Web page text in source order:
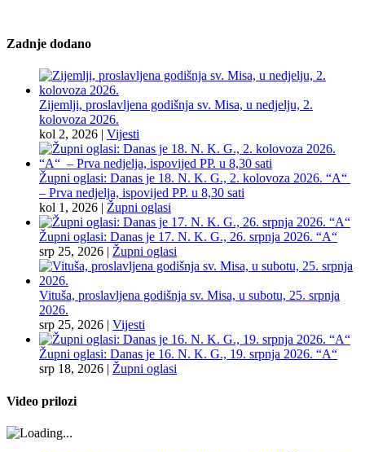
Zadnje dodano
Zijemlji, proslavljena godišnja sv. Misa, u nedjelju, 2.
kolovoza 2026.
kol 2, 2026 | Vijesti
Župni oglasi: Danas je 18. N. K. G., 2. kolovoza 2026. “A“
– Prva nedjelja, ispovijed PP. u 8,30 sati
kol 1, 2026 | Župni oglasi
Župni oglasi: Danas je 17. N. K. G., 26. srpnja 2026. “A“
srp 25, 2026 | Župni oglasi
Vituša, proslavljena godišnja sv. Misa, u subotu, 25. srpnja
2026.
srp 25, 2026 | Vijesti
Župni oglasi: Danas je 16. N. K. G., 19. srpnja 2026. “A“
srp 18, 2026 | Župni oglasi
Video prilozi